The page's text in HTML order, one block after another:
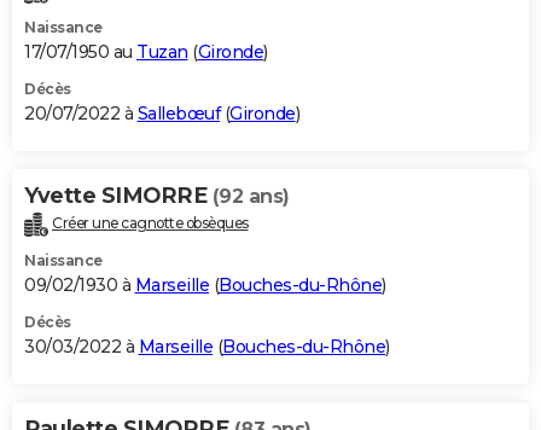
Naissance
17/07/1950 au Tuzan (Gironde)
Décès
20/07/2022 à Sallebœuf(Gironde)
Yvette SIMORRE (92 ans)
Créer une cagnotte obsèques
Naissance
09/02/1930 à Marseille (Bouches-du-Rhône)
Décès
30/03/2022 à Marseille (Bouches-du-Rhône)